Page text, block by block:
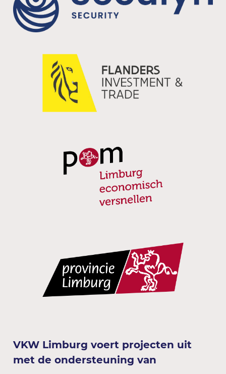
VKW Limburg voert projecten uit
met de ondersteuning van